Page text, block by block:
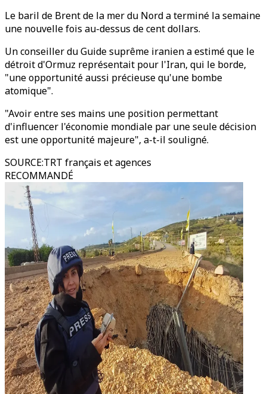
Le baril de Brent de la mer du Nord a terminé la semaine
une nouvelle fois au-dessus de cent dollars.
Un conseiller du Guide suprême iranien a estimé que le
détroit d'Ormuz représentait pour l'Iran, qui le borde,
"une opportunité aussi précieuse qu'une bombe
atomique".
"Avoir entre ses mains une position permettant
d'influencer l'économie mondiale par une seule décision
est une opportunité majeure", a-t-il souligné.
SOURCE:TRT français et agences
RECOMMANDÉ